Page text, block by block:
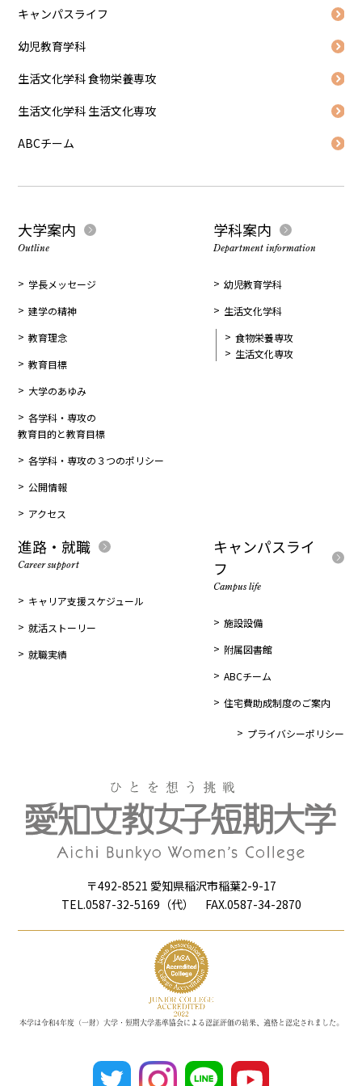
キャンパスライフ
幼児教育学科
生活文化学科 食物栄養専攻
生活文化学科 生活文化専攻
ABCチーム
大学案内
Outline
学長メッセージ
建学の精神
教育理念
教育目標
大学のあゆみ
各学科・専攻の
教育目的と教育目標
各学科・専攻の３つのポリシー
公開情報
アクセス
学科案内
Department information
幼児教育学科
生活文化学科
食物栄養専攻
生活文化専攻
進路・就職
Career support
キャリア支援スケジュール
就活ストーリー
就職実績
キャンパスライ
フ
Campus life
施設設備
附属図書館
ABCチーム
住宅費助成制度のご案内
プライバシーポリシー
〒492-8521 愛知県稲沢市稲葉2-9-17
TEL.0587-32-5169（代） FAX.0587-34-2870
本学は令和4年度（一財）大学・短期大学基準協会による認証評価の結果、適格と認定されました。